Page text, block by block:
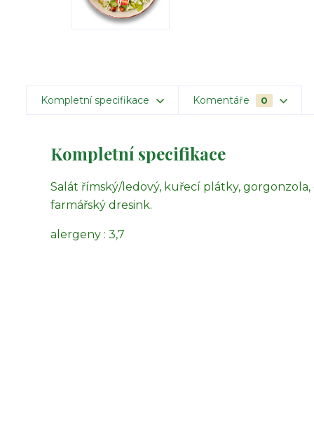
Kompletní specifikace Komentáře 0
Kompletní specifikace
Salát římský/ledový, kuřecí plátky,
farmářský dresink.
alergeny : 3,7